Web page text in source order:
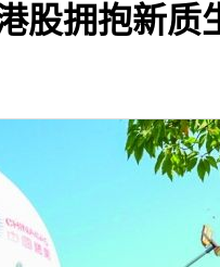
拥抱新质